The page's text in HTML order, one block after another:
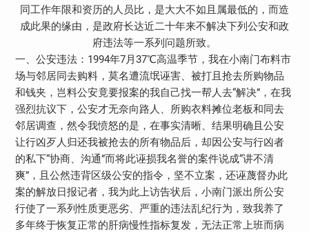
同工作年限和资历的人员比，是大大不如且属最低的，而造
成此果的缘由，是政府长达近二十年来不解决下列公安和政
府违法等一系列问题所致。
一、公安违法：1994年7月37℃高温季节，我在小南门布料市
场与邻居同去购料，莫名遭流氓诬害、被打且抢去所购物品
和钱夹，岂料公安竟要报案的我自己找一帮人去“解决”，在我
强烈抗议下，公安才无奈向路人、所购衣料摊位老板和同去
邻居调查，然令我愤怒的是，在事实清晰、结果明确且公安
让行凶歹人归还我被抢去的所有物品后，却因公安与行凶者
的私下“协商、沟通”而将此诬损我名誉的案件说成“讲不清
爽”，且公然违背区级公安的指令，坚不立案，还诬蔑督办此
案的解放日报记者，我为此上访告状后，小南门派出所公安
行使了一系列性质更恶劣、严重的违法乱纪行为，致我养了
多年终于恢复正常的肝病慢性指标复发，无法正常上班而病